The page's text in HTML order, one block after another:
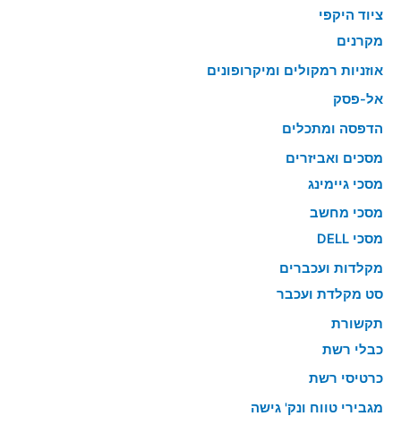
ציוד היקפי
מקרנים
אוזניות רמקולים ומיקרופונים
אל-פסק
הדפסה ומתכלים
מסכים ואביזרים
מסכי גיימינג
מסכי מחשב
מסכי DELL
מקלדות ועכברים
סט מקלדת ועכבר
תקשורת
כבלי רשת
כרטיסי רשת
מגבירי טווח ונק' גישה